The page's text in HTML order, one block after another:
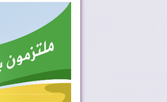
الفرق
أربعة
رايان إير
فيفا
موجة
ملك